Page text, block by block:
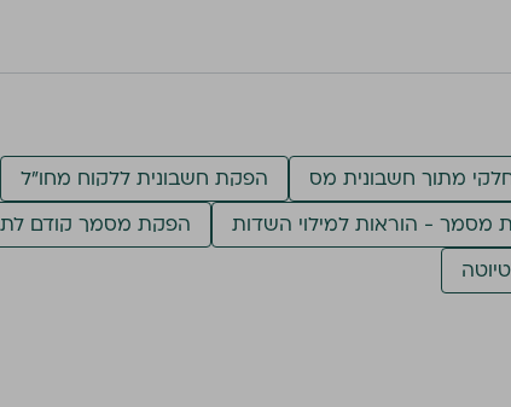
הפקת חשבונית ללקוח מחו״ל מתוך חשבונית מס
הפקת מסמך קודם
מסמך - הוראות למילוי השדות